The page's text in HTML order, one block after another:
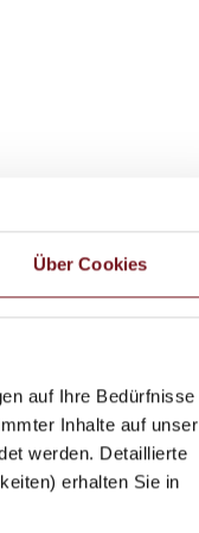
Über Cookies
auf Ihre Bedürfnisse
Inhalte auf unser
werden. Detaillierte
erhalten Sie in